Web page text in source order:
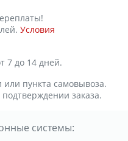
Условия
7 до 14 дней.
пункта самовывоза.
заказа.
системы: